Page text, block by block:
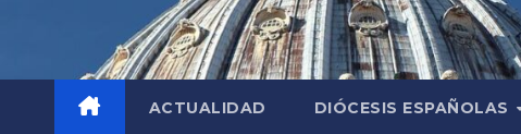
ACTUALIDAD DIÓCESIS ESPAÑOLAS